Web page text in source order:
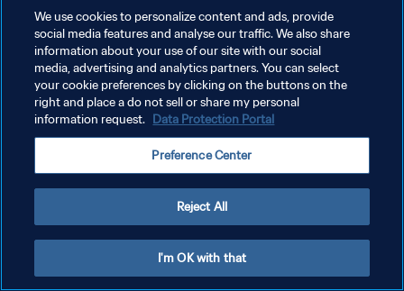
PRIVACY POLICY
TERMINI DI SERVIZIO
GESTISCI LE TUE PREFERENZE PER I COOKIES
We use cookies to personalize content and ads, provide
social media features and analyse our traffic. We also share
information about your use of our site with our social
media, advertising and analytics partners. You can select
your cookie preferences by clicking on the buttons on the
right and place a do not sell or share my personal
information request. Data Protection Portal
Preference Center
Reject All
I'm OK with that